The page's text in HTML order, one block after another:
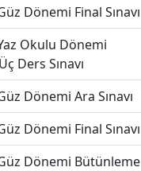
Dönemi Final Sınavı
Okulu Dönemi
Ders Sınavı
Dönemi Ara Sınavı
Dönemi Final Sınavı
Dönemi Bütünleme